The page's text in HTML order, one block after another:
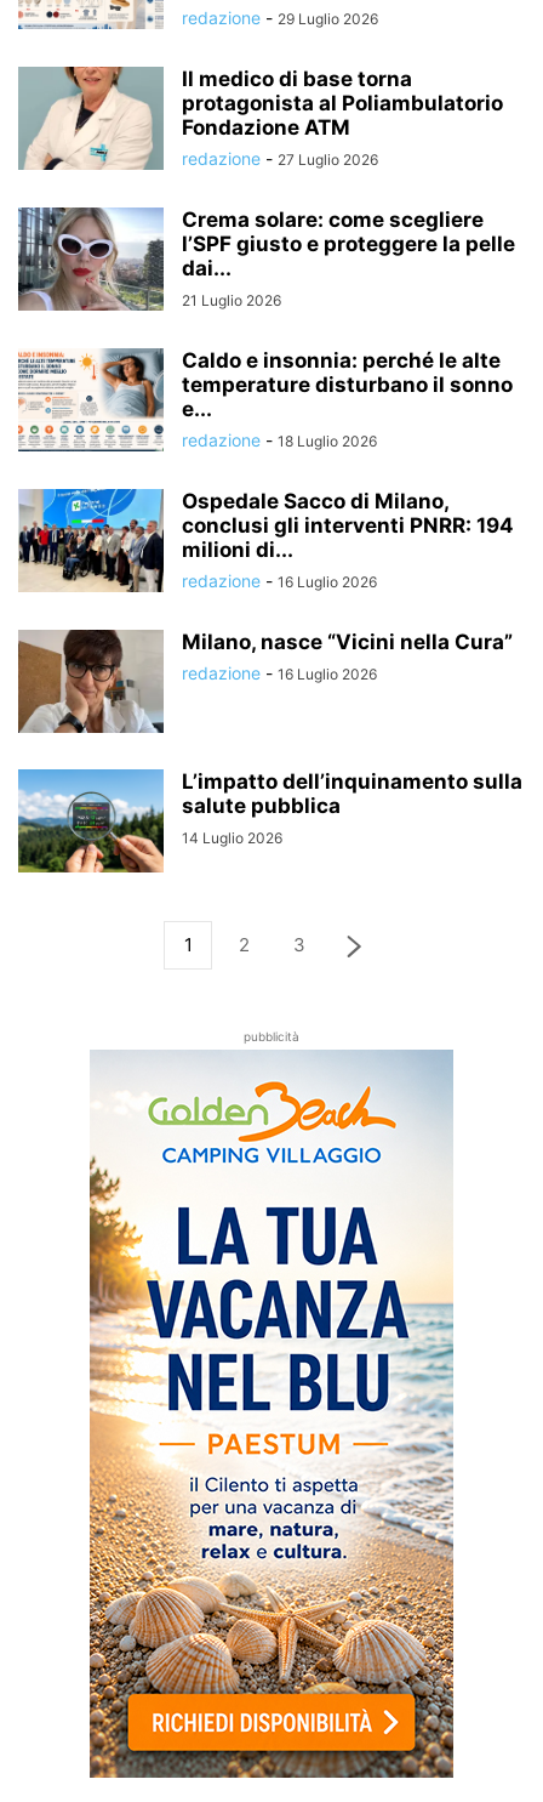
redazione - 29 Luglio 2026
Il medico di base torna
protagonista al Poliambulatorio
Fondazione ATM
redazione - 27 Luglio 2026
Crema solare: come scegliere
l’SPF giusto e proteggere la pelle
dai...
21 Luglio 2026
Caldo e insonnia: perché le alte
temperature disturbano il sonno
e...
redazione - 18 Luglio 2026
Ospedale Sacco di Milano,
conclusi gli interventi PNRR: 194
milioni di...
redazione - 16 Luglio 2026
Milano, nasce “Vicini nella Cura”
redazione - 16 Luglio 2026
L’impatto dell’inquinamento sulla
salute pubblica
14 Luglio 2026
1 2 3
pubblicità